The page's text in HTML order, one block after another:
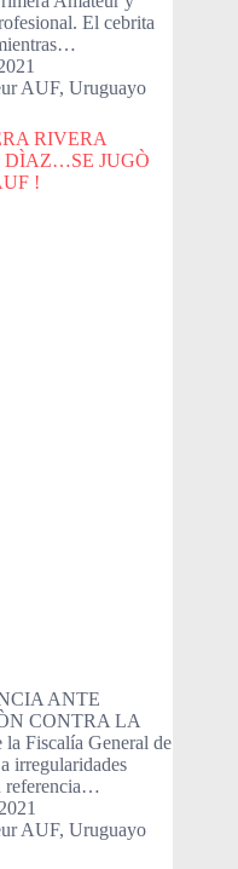
El cebrita
AUF, Uruguayo
RIVERA
DÌAZ…SE JUGÒ
!
ANTE
CONTRA LA
Fiscalía General de
irregularidades
referencia…
AUF, Uruguayo